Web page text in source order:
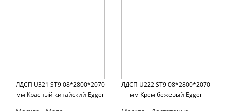
ЛДСП U321 ST9 08*2800*2070
мм Красный китайский Egger
ЛДСП U222 ST9 08*2800*2070
мм Крем бежевый Egger